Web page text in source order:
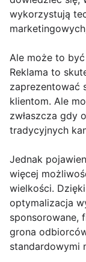
wykorzystują
Ale może to
Reklama to
zaprezentować
klientom. Ale
zwłaszcza gdy
tradycyjnych
Jednak
więcej
wielkości.
optymalizacja
sponsorowane,
grona
standardowymi